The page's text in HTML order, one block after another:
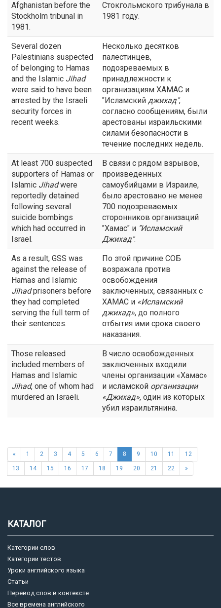
Afghanistan before the
Stockholm tribunal in
1981.
Стокгольмского трибунала в
1981 году.
Several dozen
Palestinians suspected
of belonging to Hamas
and the Islamic Jihad
were said to have been
arrested by the Israeli
security forces in
recent weeks.
Несколько десятков
палестинцев,
подозреваемых в
принадлежности к
организациям ХАМАС и
"Исламский джихад",
согласно сообщениям, были
арестованы израильскими
силами безопасности в
течение последних недель.
At least 700 suspected
supporters of Hamas or
Islamic Jihadwere
reportedly detained
following several
suicide bombings
which had occurred in
Israel.
В связи с рядом взрывов,
произведенных
самоубийцами в Израиле,
было арестовано не менее
700 подозреваемых
сторонников организаций
"Хамас" и "Исламский
Джихад".
As a result, GSS was
against the release of
Hamas and Islamic
Jihadprisoners before
they had completed
serving the full term of
their sentences.
По этой причине СОБ
возражала против
освобождения
заключенных, связанных с
ХАМАС и «Исламский
джихад», до полного
отбытия ими срока своего
наказания.
Those released
included members of
Hamas and Islamic
Jihad, one of whom had
murdered an Israeli.
В число освобожденных
заключенных входили
члены организации «Хамас»
и исламской организации
«Джихад», один из которых
убил израильтянина.
« 1 2 3 4 5 6 7 8 9 10 11 12
13 14 15 16 17 18 19 20 21 22 »
КАТАЛОГ
Категории слов
Категории тестов
Уроки английского языка
Статьи
Перевод слов в контексте
Все времена английского